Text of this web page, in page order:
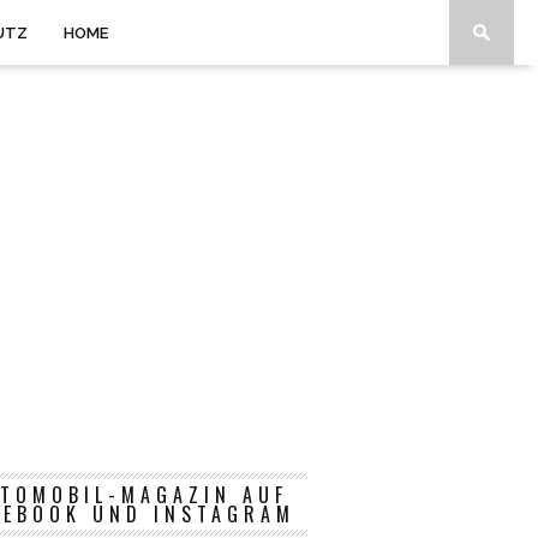
HOME
MAGAZIN AUF
UND INSTAGRAM